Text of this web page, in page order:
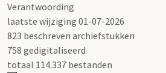
Verantwoording
laatste wijziging 01-07-2026
823 beschreven archiefstukken
758 gedigitaliseerd
totaal 114.337 bestanden